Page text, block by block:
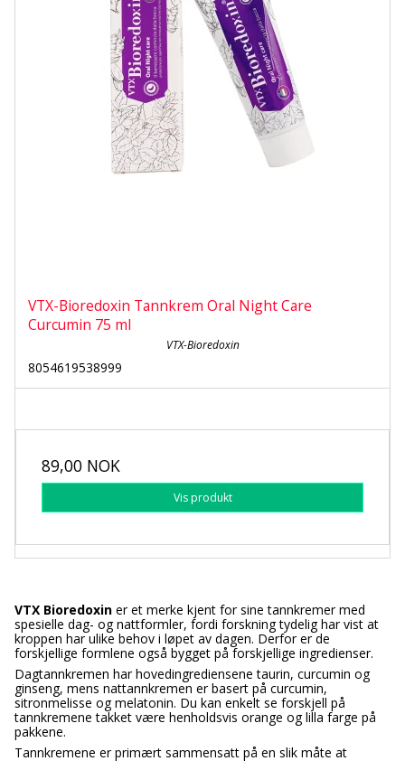
VTX-Bioredoxin Tannkrem Oral Night Care
Curcumin 75 ml
VTX-Bioredoxin
8054619538999
89,00 NOK
Vis produkt
VTX Bioredoxin er et merke kjent for sine tannkremer med
spesielle dag- og nattformler, fordi forskning tydelig har vist at
kroppen har ulike behov i løpet av dagen. Derfor er de
forskjellige formlene også bygget på forskjellige ingredienser.
Dagtannkremen har hovedingrediensene taurin, curcumin og
ginseng, mens nattannkremen er basert på curcumin,
sitronmelisse og melatonin. Du kan enkelt se forskjell på
tannkremene takket være henholdsvis orange og lilla farge på
pakkene.
Tannkremene er primært sammensatt på en slik måte at